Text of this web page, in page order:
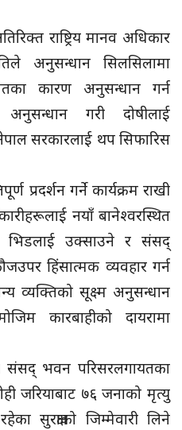
राष्ट्रिय मानव अधिकार
अनुसन्धान सिलसिलामा
कारण अनुसन्धान गर्न
गरी दोषीलाई
सरकारलाई थप सिफारिस
प्रदर्शन गर्ने कार्यक्रम राखी
नयाँ बानेश्वरस्थित
उक्साउने र संसद्
हिंसात्मक व्यवहार गर्न
व्यक्तिको सूक्ष्म अनुसन्धान
कारबाहीको दायरामा
संसद् भवन परिसरलगायतका
जरियाबाट ७६ जनाको मृत्यु
सुरक्षाको जिम्मेवारी लिने